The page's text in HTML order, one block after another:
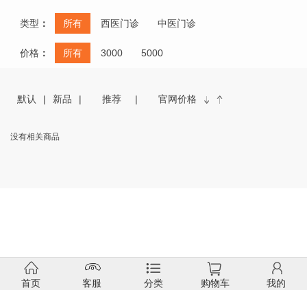
类型 ： 所有 西医门诊 中医门诊
价格 ： 所有 3000 5000
默认 新品 推荐 官网价格
没有相关商品
首页 客服 分类 购物车 我的